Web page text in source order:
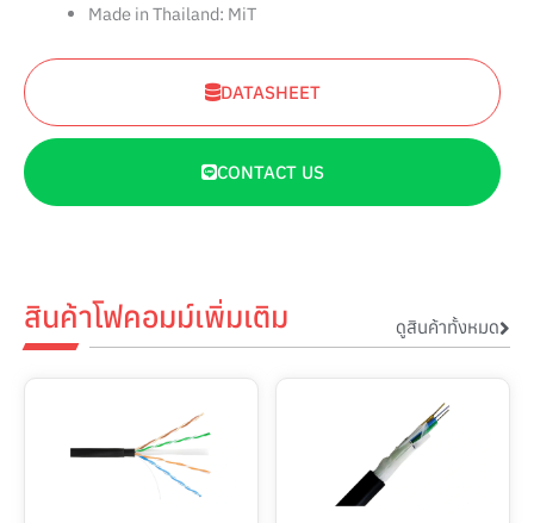
Made in Thailand: MiT
DATASHEET
CONTACT US
สินค้าโฟคอมม์เพิ่มเติม ดูสินค้าทั้งหมด